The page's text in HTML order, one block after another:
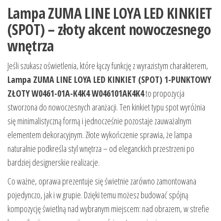
Lampa ZUMA LINE LOYA LED KINKIET
(SPOT) – złoty akcent nowoczesnego
wnętrza
Jeśli szukasz oświetlenia, które łączy funkcję z wyrazistym charakterem,
Lampa ZUMA LINE LOYA LED KINKIET (SPOT) 1-PUNKTOWY
ZŁOTY W0461-01A-K4K4 W046101AK4K4to propozycja
stworzona do nowoczesnych aranżacji. Ten kinkiet typu spot wyróżnia
się minimalistyczną formą i jednocześnie pozostaje zauważalnym
elementem dekoracyjnym. Złote wykończenie sprawia, że lampa
naturalnie podkreśla styl wnętrza – od eleganckich przestrzeni po
bardziej designerskie realizacje.
Co ważne, oprawa prezentuje się świetnie zarówno zamontowana
pojedynczo, jak i w grupie. Dzięki temu możesz budować spójną
kompozycję świetlną nad wybranym miejscem: nad obrazem, w strefie